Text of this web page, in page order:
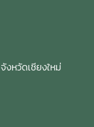
รนี้ คณะกรรมการ
นการ วิพากษ์และ
อความเป็นเลิศ
ความเชื่อมโยง
ทุกหมวดของเกณฑ์
างการพัฒนา เพื่อ
ร้อมสำหรับการ
หวัดเชียงใหม่